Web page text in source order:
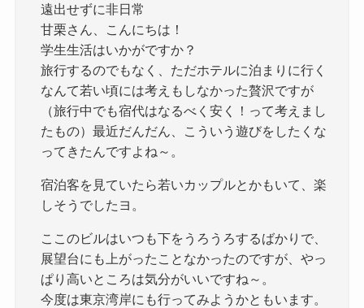
遠出せずに非日常
甘栗さん、こんにちは！
学生生活はいかがですか？
旅行するのでもなく、ただホテルに泊まりに行く
なんて若い頃には考えもしなかった贅沢ですが
（旅行中でも宿代はなるべく安く！って考えまし
たもの）最近だんだん、こういう遊びをしたくな
ってきたんですよね～。
宿泊客を見ていたら若いカップルとかもいて、楽
しそうでしたヨ。
ここのビルはいつも下をうろうろするばかりで、
展望台にも上がったことなかったのですが、やっ
ぱり高いところは気分がいいですね～。
今度は東京湾岸にも行ってみようかともいます。